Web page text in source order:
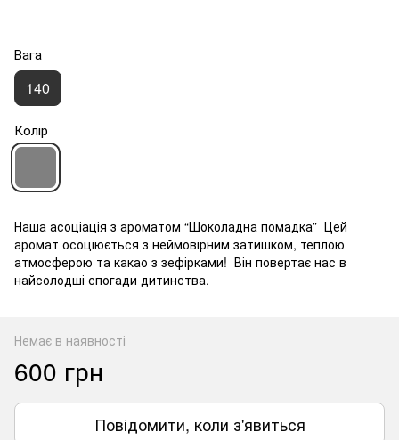
Вага
140
Колір
Наша асоціація з ароматом “Шоколадна помадка” Цей
аромат осоціюється з неймовірним затишком, теплою
атмосферою та какао з зефірками! Він повертає нас в
найсолодші спогади дитинства.
Немає в наявності
600 грн
Повідомити, коли з'явиться